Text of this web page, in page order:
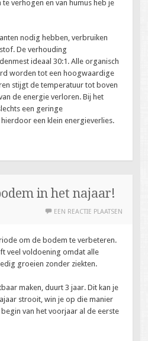
verhogen en van humus heb je
nodig hebben, verbruiken
De verhouding
ideaal 30:1. Alle organisch
worden tot een hoogwaardige
stijgt de temperatuur tot boven
de energie verloren. Bij het
een geringe
een klein energieverlies.
in het najaar!
EEN REACTIE PLAATSEN
om de bodem te verbeteren.
veel voldoening omdat alle
groeien zonder ziekten.
maken, duurt 3 jaar. Dit kan je
strooit, win je op die manier
van het voorjaar al de eerste